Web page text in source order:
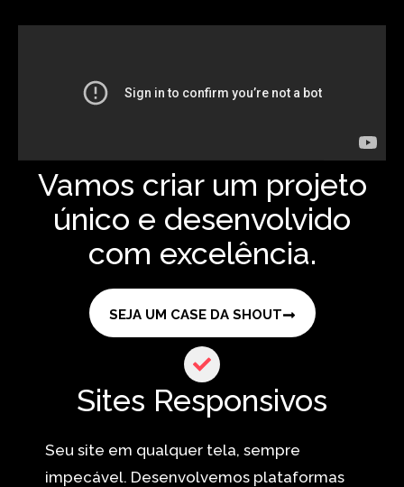
Vamos criar um projeto
único e desenvolvido
com excelência.
SEJA UM CASE DA SHOUT
Sites Responsivos
Seu site em qualquer tela, sempre
impecável. Desenvolvemos plataformas